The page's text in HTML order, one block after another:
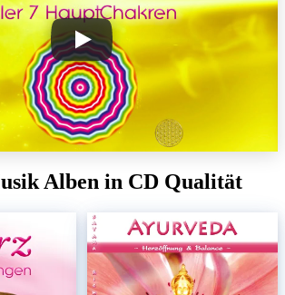
Alben in CD Qualität